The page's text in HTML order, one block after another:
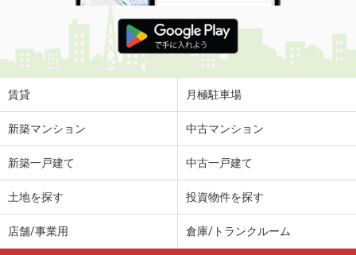
賃貸 月極駐車場
新築マンション 中古マンション
新築一戸建て 中古一戸建て
土地を探す 投資物件を探す
店舗/事業用 倉庫/トランクルーム